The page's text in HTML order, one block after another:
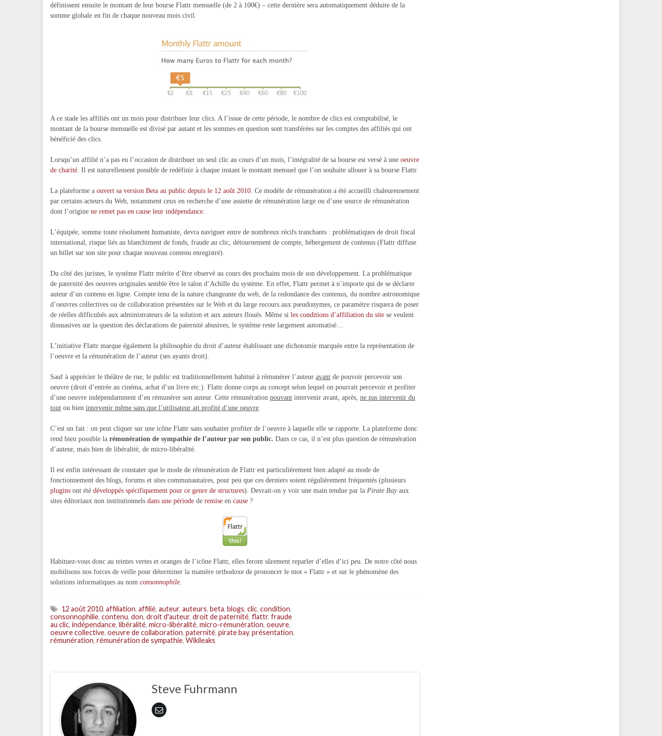
définissent ensuite le montant de leur bourse Flattr mensuelle (de 2 à 100€) – cette dernière sera automatiquement déduite de la
somme globale en fin de chaque nouveau mois civil.
A ce stade les affiliés ont un mois pour distribuer leur clics. A l’issue de cette période, le nombre de clics est comptabilisé, le
montant de la bourse mensuelle est divisé par autant et les sommes en question sont transférées sur les comptes des affiliés qui ont
bénéficié des clics.
Lorsqu’un affilié n’a pas eu l’occasion de distribuer un seul clic au cours d’un mois, l’intégralité de sa bourse est versé à une oeuvre
de charité. Il est naturellement possible de redéfinir à chaque instant le montant mensuel que l’on souhaite allouer à sa bourse Flattr.
La plateforme a ouvert sa version Beta au public depuis le 12 août 2010. Ce modèle de rémunération a été accueilli chaleureusement
par certains acteurs du Web, notamment ceux en recherche d’une assiette de rémunération large ou d’une source de rémunération
dont l’origine ne remet pas en cause leur indépendance.
L’équipée, somme toute résolument humaniste, devra naviguer entre de nombreux récifs tranchants : problématiques de droit fiscal
international, risque liés au blanchiment de fonds, fraude au clic, détournement de compte, hébergement de contenus (Flattr diffuse
un billet sur son site pour chaque nouveau contenu enregistré).
Du côté des juristes, le système Flattr mérite d’être observé au cours des prochains mois de son développement. La problématique
de paternité des oeuvres originales semble être le talon d’Achille du système. En effet, Flattr permet à n’importe qui de se déclarer
auteur d’un contenu en ligne. Compte tenu de la nature changeante du web, de la redondance des contenus, du nombre astronomique
d’oeuvres collectives ou de collaboration présentées sur le Web et du large recours aux pseudonymes, ce paramètre risquera de poser
de réelles difficultés aux administrateurs de la solution et aux auteurs floués. Même si les conditions d’affiliation du site se veulent
dissuasives sur la question des déclarations de paternité abusives, le système reste largement automatisé…
L’initiative Flattr marque également la philosophie du droit d’auteur établissant une dichotomie marquée entre la représentation de
l’oeuvre et la rémunération de l’auteur (ses ayants droit).
Sauf à apprécier le théâtre de rue, le public est traditionnellement habitué à rémunérer l’auteur avant de pouvoir percevoir son
oeuvre (droit d’entrée au cinéma, achat d’un livre etc.). Flattr donne corps au concept selon lequel on pourrait percevoir et profiter
d’une oeuvre indépendamment d’en rémunérer son auteur. Cette rémunération pouvant intervenir avant, après, ne pas intervenir du
tout ou bien intervenir même sans que l’utilisateur ait profité d’une oeuvre.
C’est un fait : on peut cliquer sur une icône Flattr sans souhaiter profiter de l’oeuvre à laquelle elle se rapporte. La plateforme donc
rend bien possible la rémunération de sympathie de l’auteur par son public. Dans ce cas, il n’est plus question de rémunération
d’auteur, mais bien de libéralité, de micro-libéralité.
Il est enfin intéressant de constater que le mode de rémunération de Flattr est particulièrement bien adapté au mode de
fonctionnement des blogs, forums et sites communautaires, pour peu que ces derniers soient régulièrement fréquentés (plusieurs
plugins ont été développés spécifiquement pour ce genre de structures). Devrait-on y voir une main tendue par la Pirate Bayaux
sites éditoriaux non institutionnels dans une période de remise en cause ?
Habituez-vous donc au teintes vertes et oranges de l’icône Flattr, elles feront sûrement reparler d’elles d’ici peu. De notre côté nous
mobilisons nos forces de veille pour déterminer la manière orthodoxe de prononcer le mot « Flattr » et sur le phénomène des
solutions informatiques au nom consonnophile.
12 août 2010, affiliation, affilié, auteur, auteurs, beta, blogs, clic, condition,
consonnophilie, contenu, don, droit d'auteur, droit de paternité, flattr, fraude
au clic, indépendance, libéralité, micro-libéralité, micro-rémunération, oeuvre,
oeuvre collective, oeuvre de collaboration, paternité, pirate bay, présentation,
rémunération, rémunération de sympathie, Wikileaks
Steve Fuhrmann